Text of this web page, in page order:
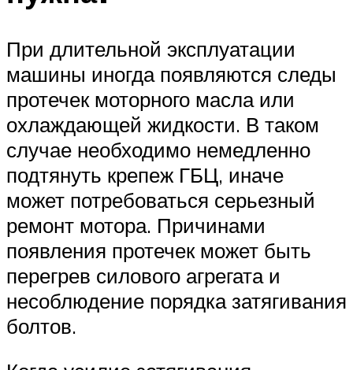
При длительной эксплуатации
машины иногда появляются следы
протечек моторного масла или
охлаждающей жидкости. В таком
случае необходимо немедленно
подтянуть крепеж ГБЦ, иначе
может потребоваться серьезный
ремонт мотора. Причинами
появления протечек может быть
перегрев силового агрегата и
несоблюдение порядка затягивания
болтов.